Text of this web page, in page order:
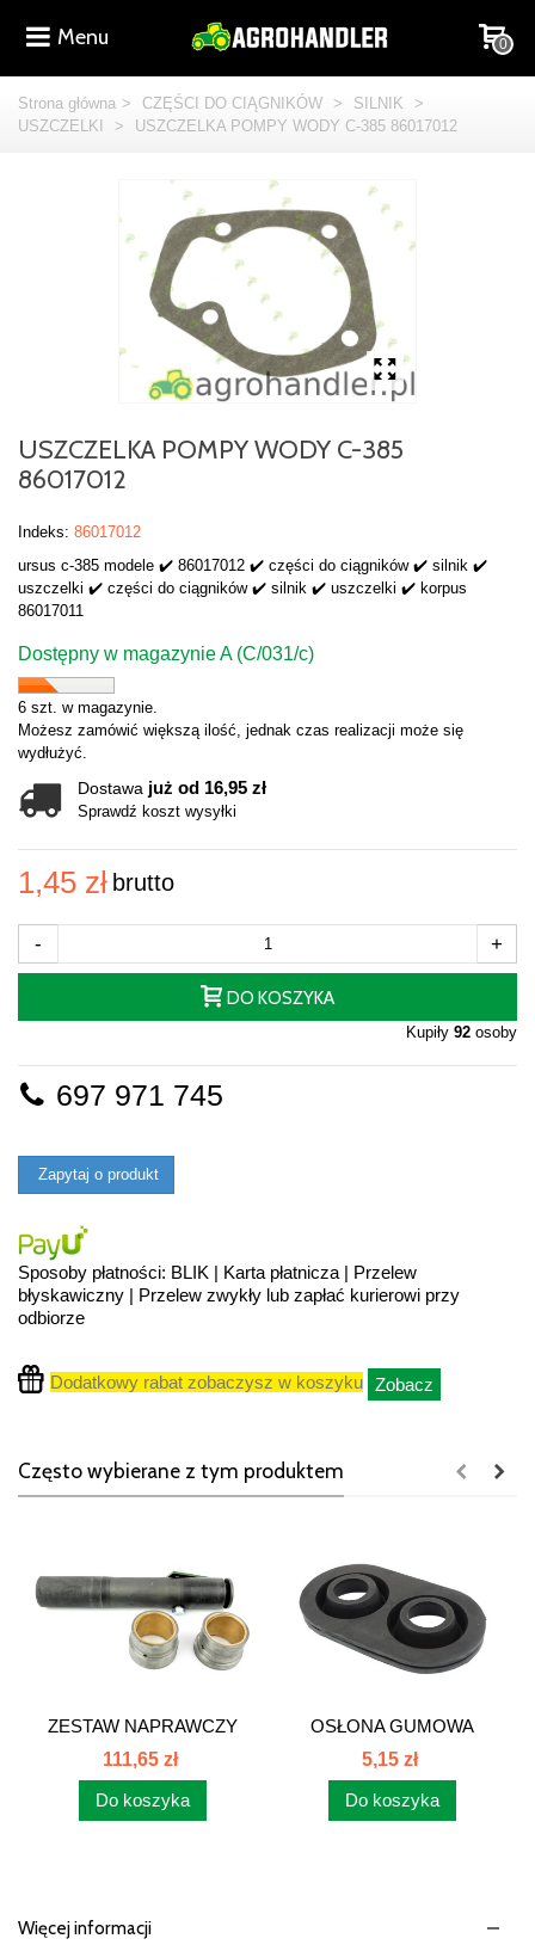
Menu 0
Strona główna > CZĘŚCI DO CIĄGNIKÓW > SILNIK
>
USZCZELKI
> USZCZELKA POMPY WODY C-385 86017012
USZCZELKA POMPY WODY C-385
86017012
Indeks: 86017012
ursus c-385 modele ✔️ 86017012 ✔️ części do ciągników ✔️ silnik ✔️
uszczelki ✔️ części do ciągników ✔️ silnik ✔️ uszczelki ✔️ korpus
86017011
Dostępny w magazynie A (C/031/c)
6 szt. w magazynie.
Możesz zamówić większą ilość, jednak czas realizacji może się
wydłużyć.
Dostawa już od 16,95 zł
Sprawdź koszt wysyłki
1,45 zł brutto
- +
DO KOSZYKA
Kupiły 92 osoby
697 971 745
Zapytaj o produkt
Sposoby płatności: BLIK | Karta płatnicza | Przelew
błyskawiczny | Przelew zwykły lub zapłać kurierowi przy
odbiorze
Dodatkowy rabat zobaczysz w koszyku Zobacz
Często wybierane z tym produktem
ZESTAW NAPRAWCZY
OSI PRZEDNIEJ...
111,65 zł
Do koszyka
OSŁONA GUMOWA
PEDAŁU...
5,15 zł
Do koszyka
Więcej informacji